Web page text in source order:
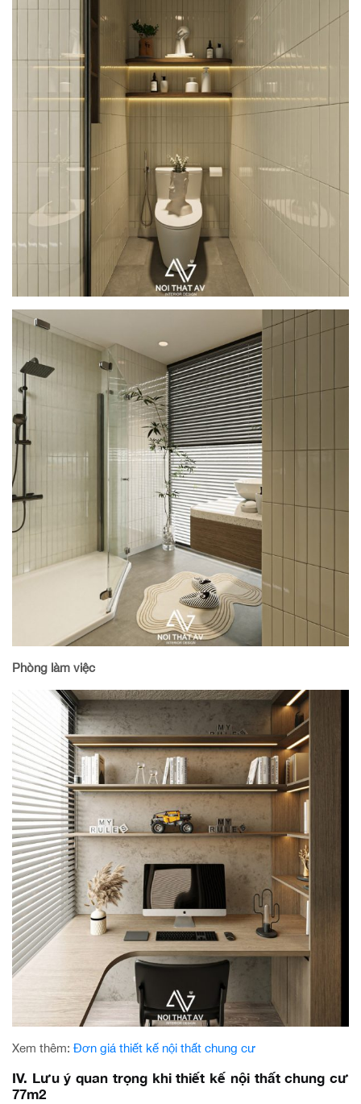
Phòng làm việc
Xem thêm: Đơn giá thiết kế nội thất chung cư
IV. Lưu ý quan trọng khi thiết kế nội thất chung cư
77m2